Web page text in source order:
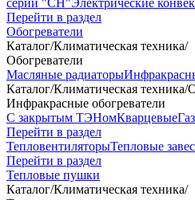
серии "СН"Электрические
Перейти в раздел
Обогреватели
Каталог/Климатическая техника/
Обогреватели
Масляные радиаторы
Каталог/Климатическая техника/
Инфракрасные обогреватели
С закрытым ТЭНомКварцевые
Перейти в раздел
ТепловентиляторыТепловые
Перейти в раздел
Тепловые пушки
Каталог/Климатическая техника/